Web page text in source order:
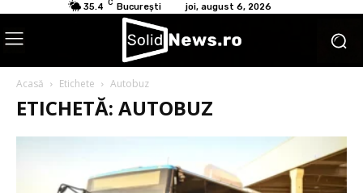
35.4 C București joi, august 6, 2026
Acasă Etichete Autobuz
ETICHETĂ: AUTOBUZ